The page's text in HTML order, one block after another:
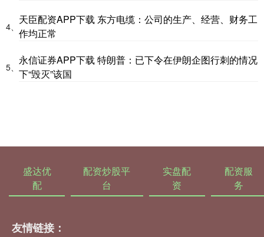
4、
天臣配资APP下载 东方电缆：公司的生产、经营、财务工
作均正常
5、
永信证券APP下载 特朗普：已下令在伊朗企图行刺的情况
下“毁灭”该国
盛达优
配
配资炒股平
台
实盘配
资
配资服
务
友情链接：